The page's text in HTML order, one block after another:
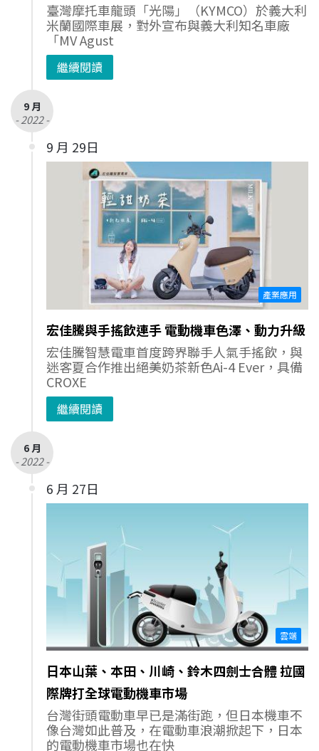
臺灣摩托車龍頭「光陽」（KYMCO）於義大利
米蘭國際車展，對外宣布與義大利知名車廠
「MV Agust
繼續閱讀
9 月
- 2022 -
9 月 29日
產業應用
宏佳騰與手搖飲連手 電動機車色澤、動力升級
宏佳騰智慧電車首度跨界聯手人氣手搖飲，與
迷客夏合作推出絕美奶茶新色Ai-4 Ever，具備
CROXE
繼續閱讀
6 月
- 2022 -
6 月 27日
雲端
日本山葉、本田、川崎、鈴木四劍士合體 拉國
際牌打全球電動機車市場
台灣街頭電動車早已是滿街跑，但日本機車不
像台灣如此普及，在電動車浪潮掀起下，日本
的電動機車市場也在快